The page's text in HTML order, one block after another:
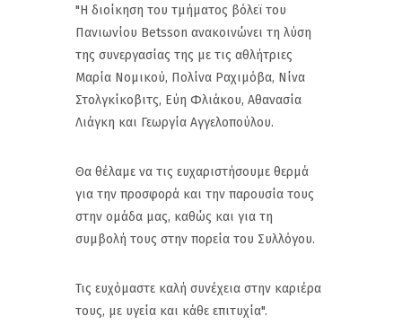
"Η διοίκηση του τμήματος βόλεϊ του
Πανιωνίου Betsson ανακοινώνει τη λύση
της συνεργασίας της με τις αθλήτριες
Μαρία Νομικού, Πολίνα Ραχιμόβα, Νίνα
Στολγκίκοβιτς, Εύη Φλιάκου, Αθανασία
Λιάγκη και Γεωργία Αγγελοπούλου.
Θα θέλαμε να τις ευχαριστήσουμε θερμά
για την προσφορά και την παρουσία τους
στην ομάδα μας, καθώς και για τη
συμβολή τους στην πορεία του Συλλόγου.
Τις ευχόμαστε καλή συνέχεια στην καριέρα
τους, με υγεία και κάθε επιτυχία".